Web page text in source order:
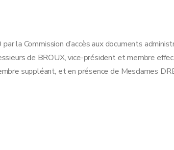
la Commission d’accès aux documents
de BROUX, vice-président et membre
suppléant, et en présence de Mesdames